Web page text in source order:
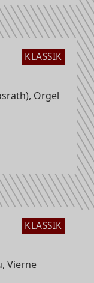
KLASSIK
Orgel
KLASSIK
Vierne